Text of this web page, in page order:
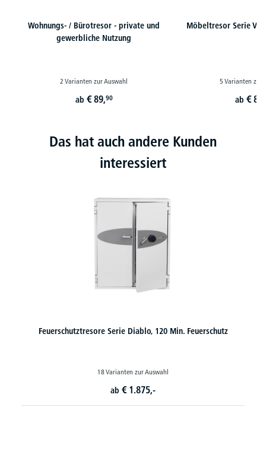
Wohnungs- / Bürotresor - private und
gewerbliche Nutzung
2 Varianten zur Auswahl
ab € 89,90
Möbeltresor Serie
5 Varianten zur
ab € 89,
Das hat auch andere Kunden
interessiert
Feuerschutztresore Serie Diablo, 120 Min. Feuerschutz
18 Varianten zur Auswahl
ab € 1.875,-